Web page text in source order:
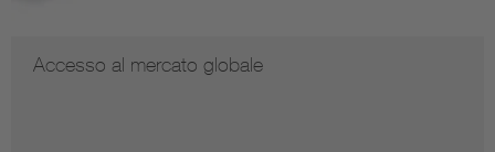
Accesso al mercato globale